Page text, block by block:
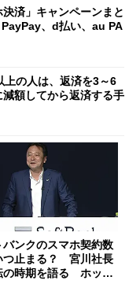
済」キャンペーンまと
、d払い、au PA
上の人は、返済を3～6
額してから返済する手
バンクのスマホ契約数
つ止まる？ 宮川社長
の時期を語る ホッピ